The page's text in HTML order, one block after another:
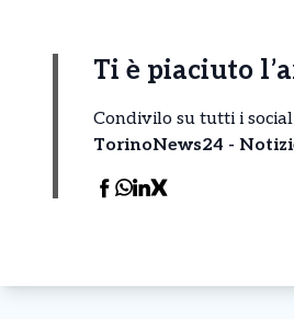
Ti è piaciuto
Condivilo su tutti i
TorinoNews24 -